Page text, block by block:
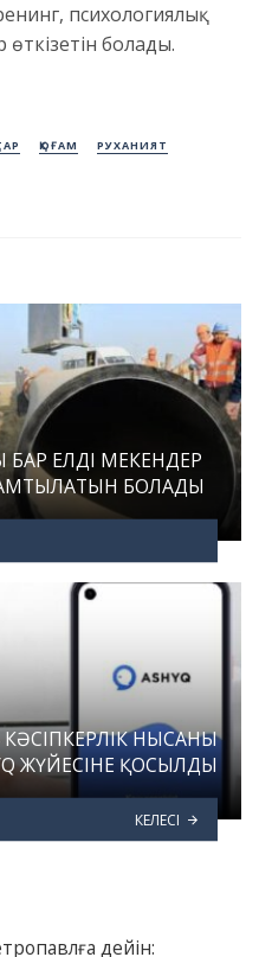
психологиялық
болады.
ҚОҒАМ
РУХАНИЯТ
БАР ЕЛДІ МЕКЕНДЕР
БОЛАДЫ
НЫСАНЫ
ЖҮЙЕСІНЕ ҚОСЫЛДЫ
КЕЛЕСІ
дейін: